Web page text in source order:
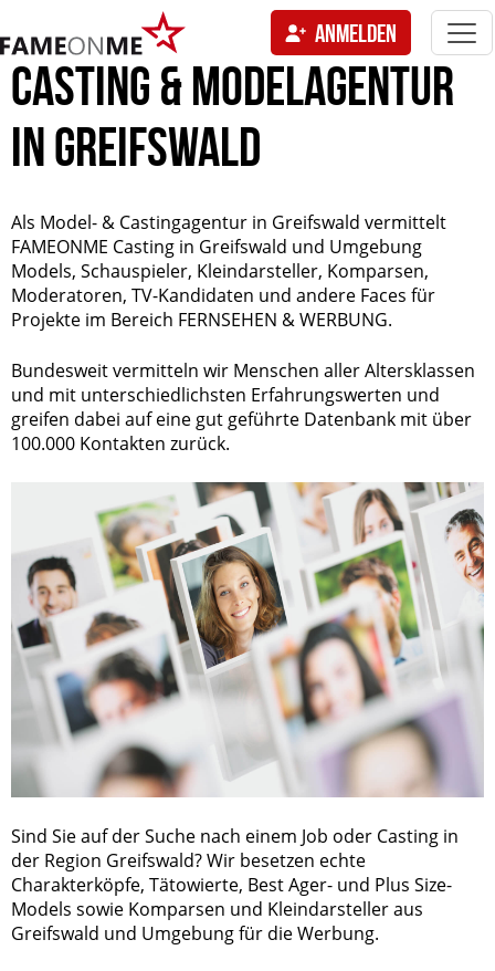
ANMELDEN
CASTING & MODELAGENTUR
IN GREIFSWALD
Als Model- & Castingagentur in Greifswald vermittelt
FAMEONME Casting in Greifswald und Umgebung
Models, Schauspieler, Kleindarsteller, Komparsen,
Moderatoren, TV-Kandidaten und andere Faces für
Projekte im Bereich FERNSEHEN & WERBUNG.
Bundesweit vermitteln wir Menschen aller Altersklassen
und mit unterschiedlichsten Erfahrungswerten und
greifen dabei auf eine gut geführte Datenbank mit über
100.000 Kontakten zurück.
Sind Sie auf der Suche nach einem Job oder Casting in
der Region Greifswald? Wir besetzen echte
Charakterköpfe, Tätowierte, Best Ager- und Plus Size-
Models sowie Komparsen und Kleindarsteller aus
Greifswald und Umgebung für die Werbung.